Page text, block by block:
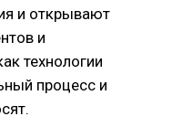
и открывают
и
технологии
процесс и